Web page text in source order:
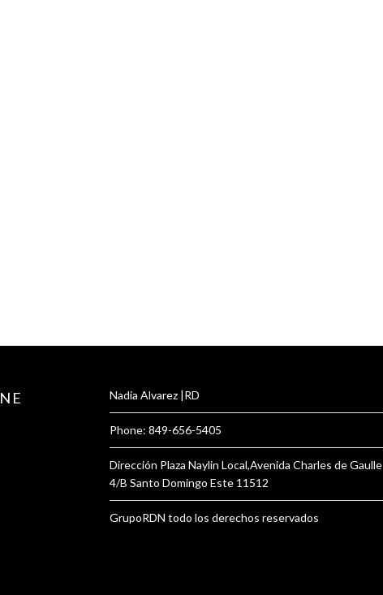
Nadia Alvarez |RD
Phone: 849-656-5405
Dirección Plaza Naylin Local,Avenida Charles de Gaulle
4/B Santo Domingo Este 11512
GrupoRDN todo los derechos reservados